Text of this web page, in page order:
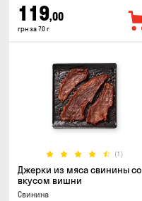
119,00
грн за 70 г
(1)
Джерки из мяса свинины со
вкусом вишни
Свинина